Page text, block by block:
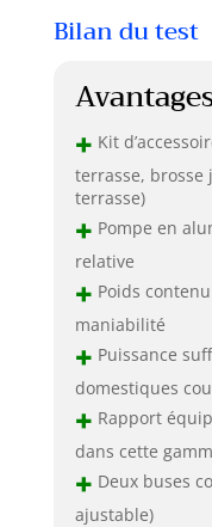
Bilan du test
+ Kit
terrasse, brosse
terrasse)
+ Pompe en
relative
+ Poids
maniabilité
+ Puissance
domestiques
+ Rapport
dans cette
+ Deux buses
ajustable)